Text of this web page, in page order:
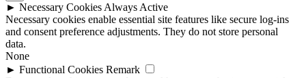
► Necessary Cookies Always Active
Necessary cookies enable essential site features like secure log-ins
and consent preference adjustments. They do not store personal
data.
None
► Functional Cookies Remark